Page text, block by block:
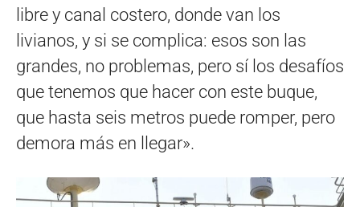
libre y canal costero, donde van los
livianos, y si se complica: esos son las
grandes, no problemas, pero sí los desafíos
que tenemos que hacer con este buque,
que hasta seis metros puede romper, pero
demora más en llegar».